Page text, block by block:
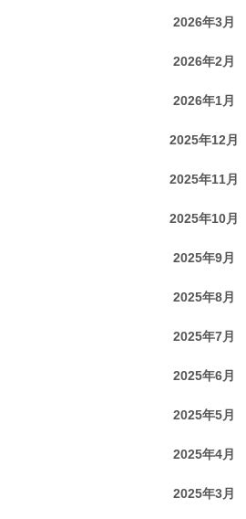
2026年3月
2026年2月
2026年1月
2025年12月
2025年11月
2025年10月
2025年9月
2025年8月
2025年7月
2025年6月
2025年5月
2025年4月
2025年3月